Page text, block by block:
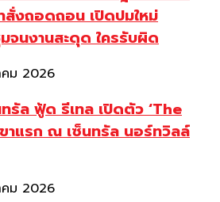
สั่งถอดถอน เปิดปมใหม่
มจนงานสะดุด ใครรับผิด
ม 2026
รัล ฟู้ด รีเทล เปิดตัว ‘The
าแรก ณ เซ็นทรัล นอร์ทวิลล์
ม 2026